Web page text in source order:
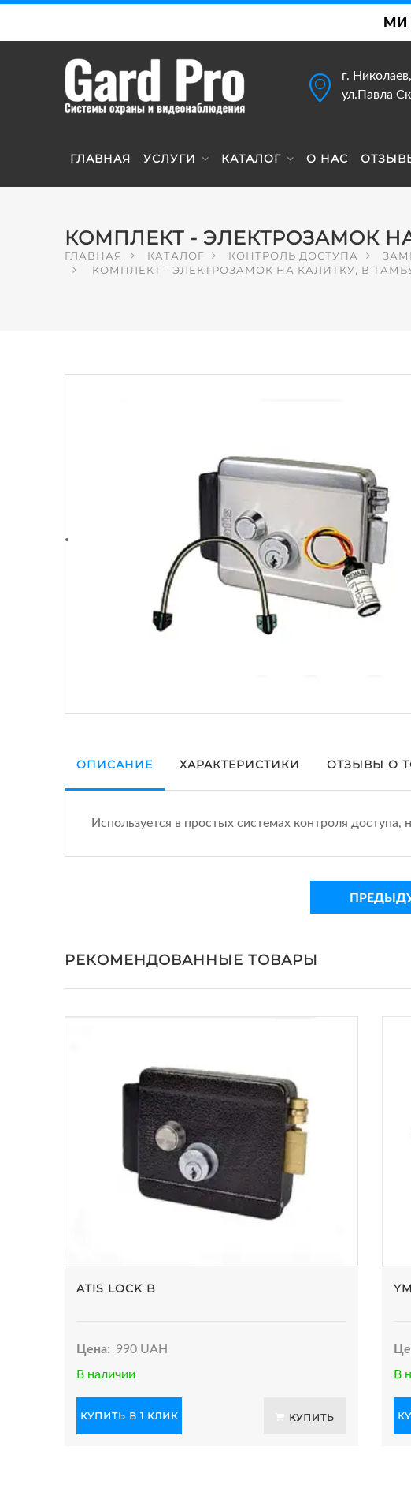
МИ
г. Николаев,
ул.Павла
ГЛАВНАЯ УСЛУГИ КАТАЛОГ О НАС
КОМПЛЕКТ - ЭЛЕКТРОЗАМОК
ГЛАВНАЯ КАТАЛОГ КОНТРОЛЬ ДОСТУПА
КОМПЛЕКТ - ЭЛЕКТРОЗАМОК НА КАЛИТКУ, В
ОПИСАНИЕ ХАРАКТЕРИСТИКИ ОТЗЫВЫ О
Используется в простых системах контроля
РЕКОМЕНДОВАННЫЕ ТОВАРЫ
ATIS LOCK B
Цена: 990 UAH
В наличии
КУПИТЬ В 1 КЛИК КУПИТЬ
В